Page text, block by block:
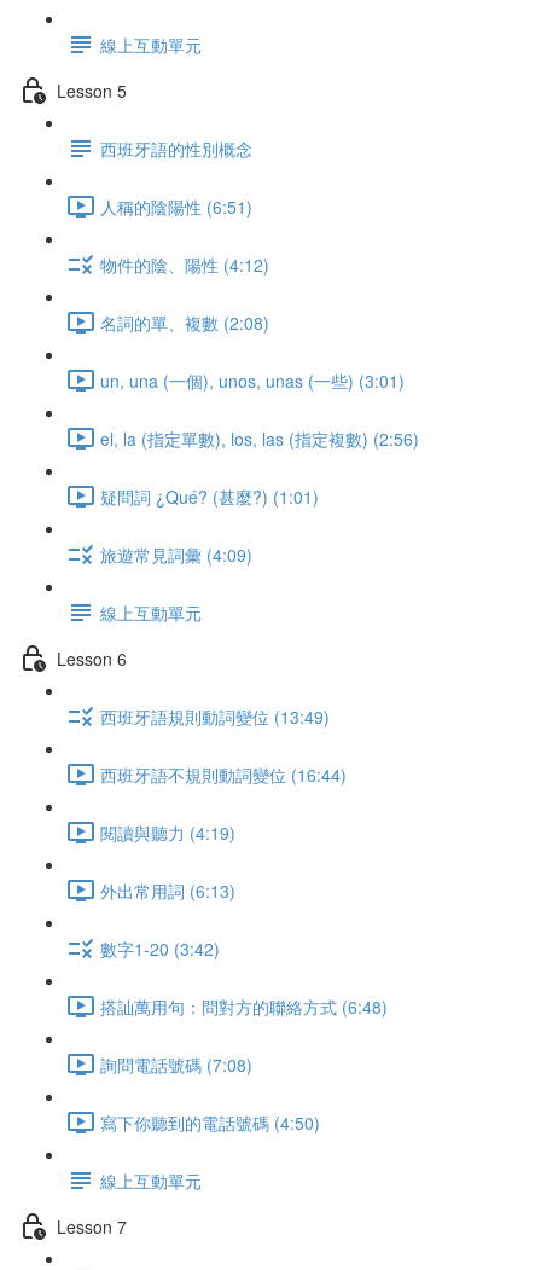
線上互動單元
Lesson 5
西班牙語的性別概念
人稱的陰陽性 (6:51)
物件的陰、陽性 (4:12)
名詞的單、複數 (2:08)
un, una (一個), unos, unas (一些) (3:01)
el, la (指定單數), los, las (指定複數) (2:56)
疑問詞 ¿Qué? (甚麼?) (1:01)
旅遊常見詞彙 (4:09)
線上互動單元
Lesson 6
西班牙語規則動詞變位 (13:49)
西班牙語不規則動詞變位 (16:44)
閱讀與聽力 (4:19)
外出常用詞 (6:13)
數字1-20 (3:42)
搭訕萬用句：問對方的聯絡方式 (6:48)
詢問電話號碼 (7:08)
寫下你聽到的電話號碼 (4:50)
線上互動單元
Lesson 7